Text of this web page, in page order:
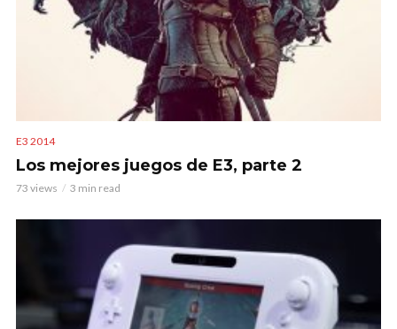
E3 2014
Los mejores juegos de E3, parte 2
73 views 3 min read